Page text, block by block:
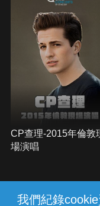
我們紀錄
CP查理-2015年倫敦
場演唱